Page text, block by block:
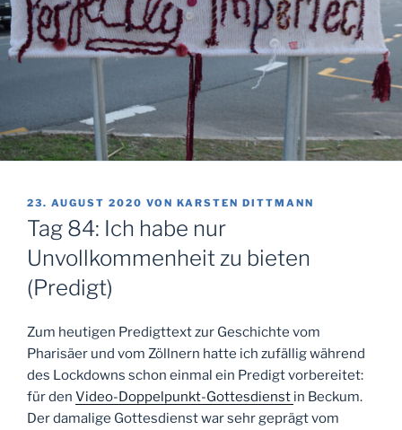
VERÖFFENTLICHT
AM
23. AUGUST 2020 VON KARSTEN DITTMANN
Tag 84: Ich habe nur
Unvollkommenheit zu bieten
(Predigt)
Zum heutigen Predigttext zur Geschichte vom
Pharisäer und vom Zöllnern hatte ich zufällig während
des Lockdowns schon einmal ein Predigt vorbereitet:
für den Video-Doppelpunkt-Gottesdienst in Beckum.
Der damalige Gottesdienst war sehr geprägt vom